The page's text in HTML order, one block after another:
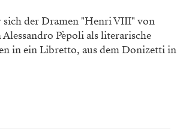
sich der Dramen "Henri VIII" von
Pèpoli als literarische
in ein Libretto, aus dem Donizetti in